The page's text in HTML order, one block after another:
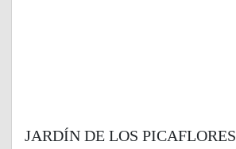
JARDÍN DE LOS PICAFLORES